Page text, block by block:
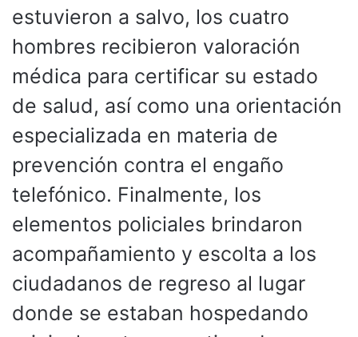
estuvieron a salvo, los cuatro
hombres recibieron valoración
médica para certificar su estado
de salud, así como una orientación
especializada en materia de
prevención contra el engaño
telefónico. Finalmente, los
elementos policiales brindaron
acompañamiento y escolta a los
ciudadanos de regreso al lugar
donde se estaban hospedando